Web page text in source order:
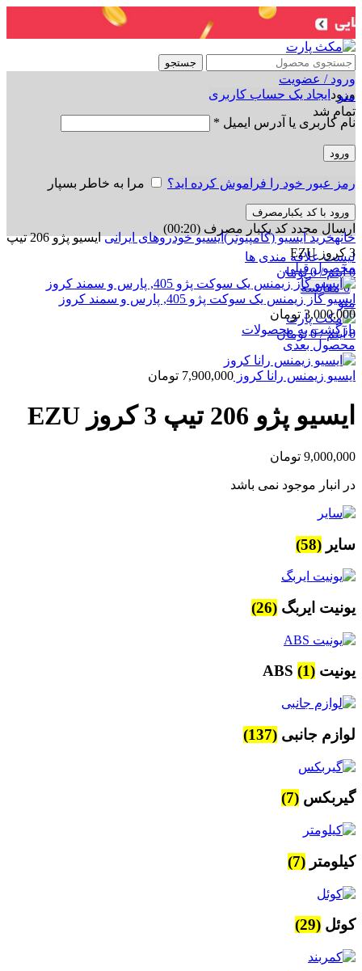
جستجو
ورود / عضویت
ورود ایجاد یک حساب کاربری
نام کاربری یا آدرس ایمیل *
ورود
رمز عبور خود را فراموش کرده اید؟ مرا به خاطر بسپار
ورود با کد یکبارمصرف
ارسال مجدد کد یکبار مصرف (00:
20
)
لیست علاقه مندی ها
0 آیتم /
0 تومان
0 مقایسه
منو
0 آیتم /
0 تومان
منو
تمام شد
برای بزرگنمایی کلیک کنید
خانهخرید ایسیو (کامپیوتر)ایسیو خودروهای ایرانی
ایسیو پژو 206 تیپ
3 کروز EZU
محصول قبلی
ایسیو گاز زیمنس یک سوکت پژو 405, پارس و سمند کروز
3,000,000 تومان
بازگشت به محصولات
محصول بعدی
ایسیو زیمنس رانا کروز 7,900,000 تومان
ایسیو پژو 206 تیپ 3 کروز EZU
9,000,000 تومان
در انبار موجود نمی باشد
سایر (58)
یونیت ایربگ (26)
یونیت ABS (1)
لوازم جانبی (137)
گیربکس (7)
کیلومتر (7)
کوئل (29)